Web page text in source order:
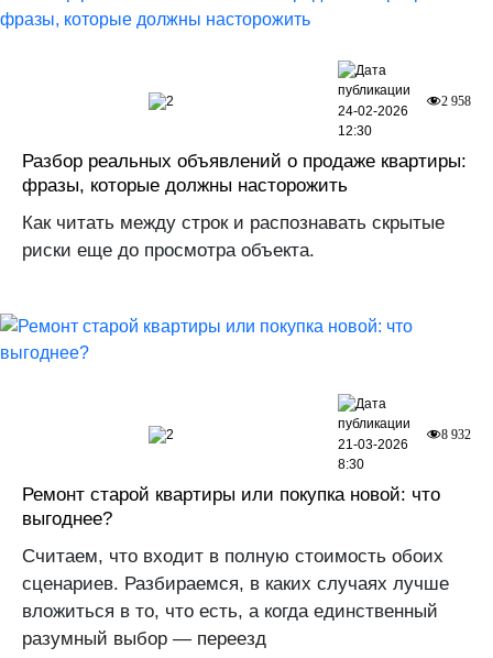
Разбор реальных объявлений о продаже квартиры:
фразы, которые должны насторожить
Как читать между строк и распознавать скрытые
риски еще до просмотра объекта.
2 2 958
24-02-2026
12:30
Ремонт старой квартиры или покупка новой: что
выгоднее?
Считаем, что входит в полную стоимость обоих
сценариев. Разбираемся, в каких случаях лучше
вложиться в то, что есть, а когда единственный
разумный выбор — переезд
2 8 932
21-03-2026
8:30